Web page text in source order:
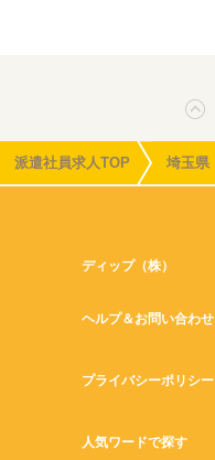
派遣社員求人TOP 埼玉県
ディップ（株）
ヘルプ＆お問い合わせ
プライバシーポリシー
人気ワードで探す